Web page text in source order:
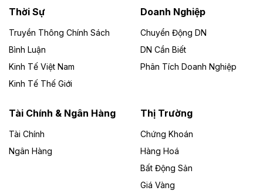
- Bu Prăng. Dự án dài khoảng 73,49 km, tổng mức đầu
tư dự kiến 26.000 tỷ đồng.
Theo baodautu.vn
Cà Mau chấp thuận chủ trương đầu tư Dự
án khu chợ và nhà ở nông thôn vốn 563 tỷ
đồng
UBND tỉnh Cà Mau chấp thuận chủ trương đầu tư Dự
thức đấu thầu lựa chọn nhà đầu tư. Dự án rộng 30,745
ha, quy mô dân số khoảng 5.000 người, nhằm hình
thành khu thương mại, chợ và khu nhà ở nông thôn với
Thời Sự
Truyền Thông Chính Sách
Bình Luận
Kinh Tế Việt Nam
Kinh Tế Thế Giới
Doanh Nghiệp
Chuyển Động DN
DN Cần Biết
Phân Tích Doanh Nghiệp
Tài Chính & Ngân Hàng
Tài Chính
Ngân Hàng
Thị Trường
Chứng Khoán
Hàng Hoá
Bất Động Sản
Giá Vàng